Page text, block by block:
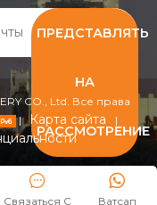
ПРЕДСТАВЛЯТЬ
НА
РАССМОТРЕНИЕ
CO., Ltd. Все права
| Карта сайта |
Ватсап
Связаться С